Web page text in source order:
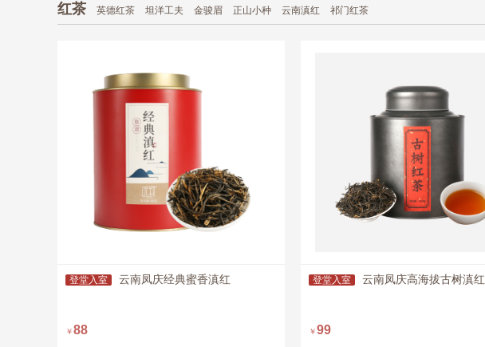
红茶 英德红茶 坦洋工夫 金骏眉 正山小种 云南滇红 祁门红茶
登堂入室 云南凤庆经典蜜香滇红
￥88
登堂入室 云南凤庆高海拔古树滇红
￥99